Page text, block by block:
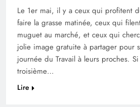
Le 1er mai, il y a ceux qui profitent
faire la grasse matinée, ceux qui
muguet au marché, et ceux qui
jolie image gratuite à partager pour
journée du Travail à leurs proches.
troisième…
Lire